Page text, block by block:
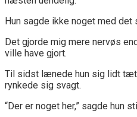
Hun sagde ikke noget med det
Det gjorde mig mere nervøs
ville have gjort.
Til sidst lænede hun sig lidt
rynkede sig svagt.
“Der er noget her,” sagde hun